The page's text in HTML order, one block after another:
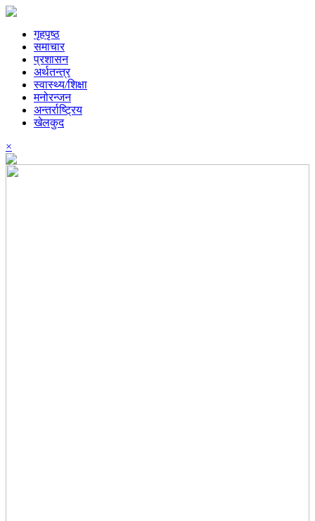
गृहपृष्ठ
समाचार
प्रशासन
अर्थतन्त्र
स्वास्थ्य/शिक्षा
मनोरन्जन
अन्तर्राष्ट्रिय
खेलकुद
×